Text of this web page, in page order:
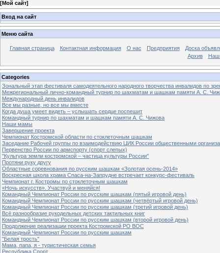
[Мой сайт]
Вход на сайт
Меню сайта
Главная страница Контактная информация О нас Предприятия
Доска
Архив
Categories
Зональный этап фестиваля самодеятельного народного творчества инвалидов по
Межрегиональный лично-командный турнир по шахматам и шашкам памяти А. С.
Международный день инвалидов
Все мы разные, но все мы вместе
Когда душа умеет видеть – услышать сердце поспешит
Командный турнир по шахматам и шашкам памяти А. С. Чижова
Наши мамы
Завершение проекта
Чемпионат Костромской области по стоклеточным шашкам
Заседание Рабочей группы по взаимодействию ЦИК России общественными
Первенство России по армспорту (спорт слепых)
"Культура земли костромской – частица культуры России"
Протяни руку другу
Областные соревнования по русским шашкам «Золотая осень-2014»
Воскресная школа храма Спаса-на-Запрудне встречает конкурс-фестиваль
Чемпионат г. Костромы по стоклеточным шашкам
«Ночь искусств». Участвуй и меняйся!
Командный Чемпионат России по русским шашкам (пятый игровой день)
Командный Чемпионат России по русским шашкам (четвёртый игровой день)
Командный Чемпионат России по русским шашкам (третий игровой день)
Всё разнообразие рукодельных детских тактильных книг
Командный Чемпионат России по русским шашкам (второй игровой день)
Продолжение реализации проекта Костромской РО ВОС
Командный Чемпионат России по русским шашкам
"Белая трость"
Мама, папа, я - туристическая семья
Республика Спорт